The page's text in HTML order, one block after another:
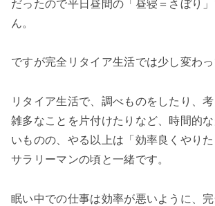
だったので平日昼間の「昼寝＝さぼり
ん。
ですが完全リタイア生活では少し変わっ
リタイア生活で、調べものをしたり、考
雑多なことを片付けたりなど、時間的
いものの、やる以上は「効率良くやり
サラリーマンの頃と一緒です。
眠い中での仕事は効率が悪いように、